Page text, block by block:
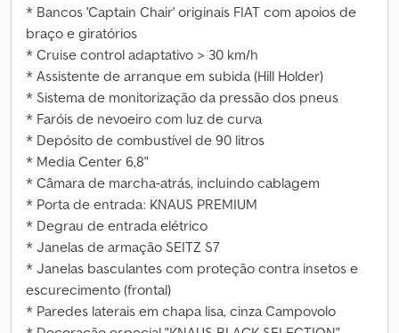
* Bancos 'Captain Chair' originais FIAT com apoios de
braço e giratórios
* Cruise control adaptativo > 30 km/h
* Assistente de arranque em subida (Hill Holder)
* Sistema de monitorização da pressão dos pneus
* Faróis de nevoeiro com luz de curva
* Depósito de combustível de 90 litros
* Media Center 6,8"
* Câmara de marcha-atrás, incluindo cablagem
* Porta de entrada: KNAUS PREMIUM
* Degrau de entrada elétrico
* Janelas de armação SEITZ S7
* Janelas basculantes com proteção contra insetos e
escurecimento (frontal)
* Paredes laterais em chapa lisa, cinza Campovolo